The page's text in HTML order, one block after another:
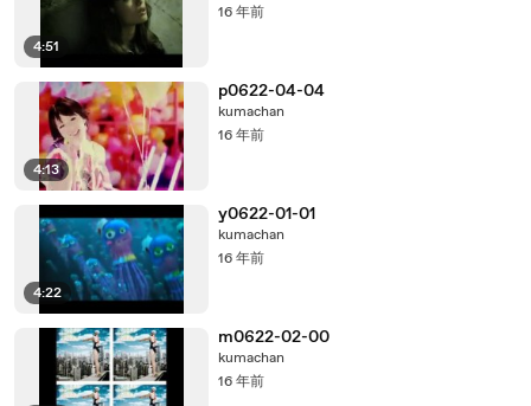
4:51
16 年前
4:13
p0622-04-04
kumachan
16 年前
4:22
y0622-01-01
kumachan
16 年前
m0622-02-00
kumachan
16 年前